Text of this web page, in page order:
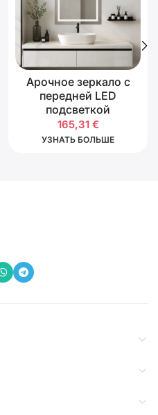
Арочное зеркало с
передней LED
подсветкой
165,31 €
УЗНАТЬ БОЛЬШЕ